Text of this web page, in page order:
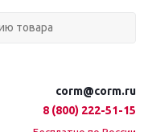
corm@corm.ru
8 (800) 222-51-15